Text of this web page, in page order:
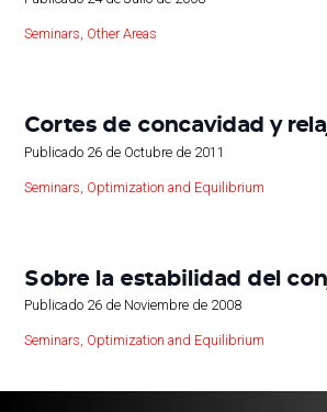
Seminars Other Areas
Cortes de concavidad y
Publicado 26 de Octubre de 2011
Seminars Optimization and Equilibrium
Sobre la estabilidad del
Publicado 26 de Noviembre de 2008
Seminars, Optimization and Equilibrium